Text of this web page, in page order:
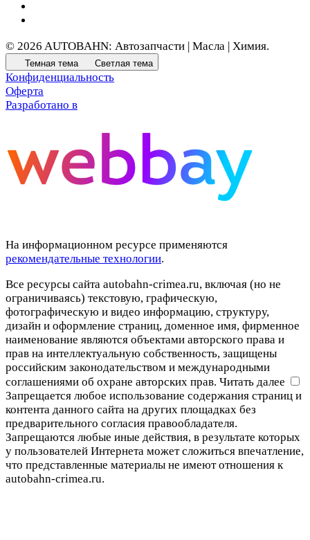
© 2026 AUTOBAHN: Автозапчасти | Масла | Химия.
Темная тема Светлая тема
Конфиденциальность
Оферта
Разработано в
На информационном ресурсе применяются
рекомендательные технологии.
Все ресурсы сайта autobahn-crimea.ru, включая (но не
ограничиваясь) текстовую, графическую,
фотографическую и видео информацию, структуру,
дизайн и оформление страниц, доменное имя, фирменное
наименование являются объектами авторского права и
прав на интеллектуальную собственность, защищены
российским законодательством и международными
соглашениями об охране авторских прав. Читать далее
Запрещается любое использование содержания страниц и
контента данного сайта на других площадках без
предварительного согласия правообладателя.
Запрещаются любые иные действия, в результате которых
у пользователей Интернета может сложиться впечатление,
что представленные материалы не имеют отношения к
autobahn-crimea.ru.